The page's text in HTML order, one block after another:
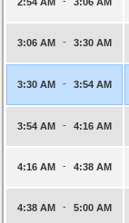
3:06 AM - 3:30 AM
3:30 AM - 3:54 AM
3:54 AM - 4:16 AM
4:16 AM - 4:38 AM
4:38 AM - 5:00 AM